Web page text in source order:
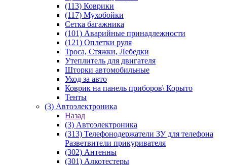
(113) Коврики
(117) Мухобойки
Сетка багажника
(101) Аварийные принадлежности
(121) Оплетки руля
Троса, Стяжки, Лебедки
Утеплитель для двигателя
Шторки автомобильные
Уход за авто
Коврик на панель приборов\ Корыто
Тенты
(3) Автоэлектроника
Назад
(3) Автоэлектроника
(313) Телефонодержатели ЗУ для телефона
Разветвители прикуривателя
(302) Антенны
(301) Алкотестеры